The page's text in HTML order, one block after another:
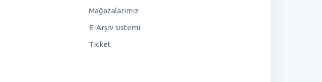
Mağazalarımız
E-Arşiv sistemi
Ticket